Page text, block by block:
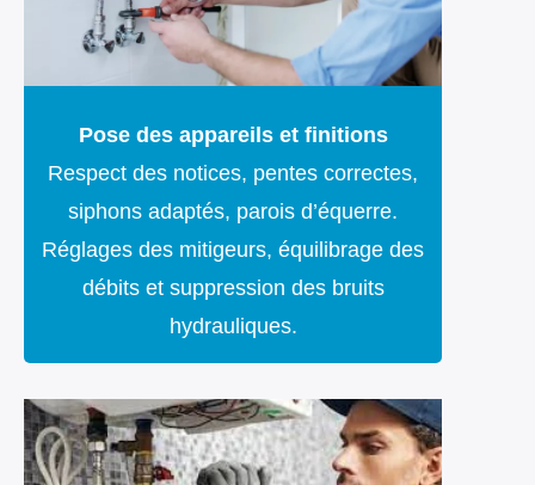
Pose des appareils et finitions
Respect des notices, pentes correctes,
siphons adaptés, parois d’équerre.
Réglages des mitigeurs, équilibrage des
débits et suppression des bruits
hydrauliques.